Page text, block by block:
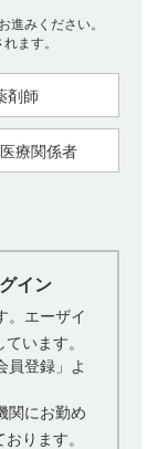
る以下の記載
副作用を集計
に関する以下
（網膜剥離を
を十分に行っ
は、速やかに
い。
ど適切な処置
薬、減量又は
進みください。
ます。
剤師
療関係者
イン
。エーザイ
います。
員登録」よ
関にお勤め
ります。